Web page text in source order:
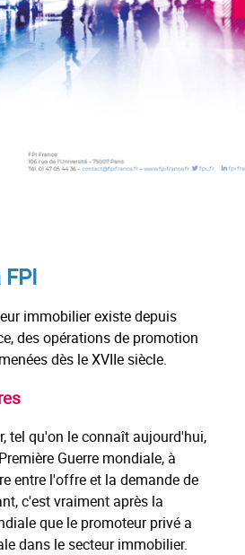
immobilier existe depuis
des opérations de promotion
dès le XVIIe siècle.
tel qu'on le connaît aujourd'hui,
Guerre mondiale, à
entre l'offre et la demande de
c'est vraiment après la
que le promoteur privé a
dans le secteur immobilier.